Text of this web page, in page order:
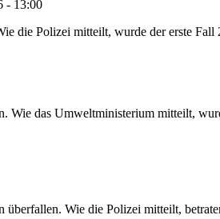
- 13:00
die Polizei mitteilt, wurde der erste
das Umweltministerium mitteilt,
Wie die Polizei mitteilt,